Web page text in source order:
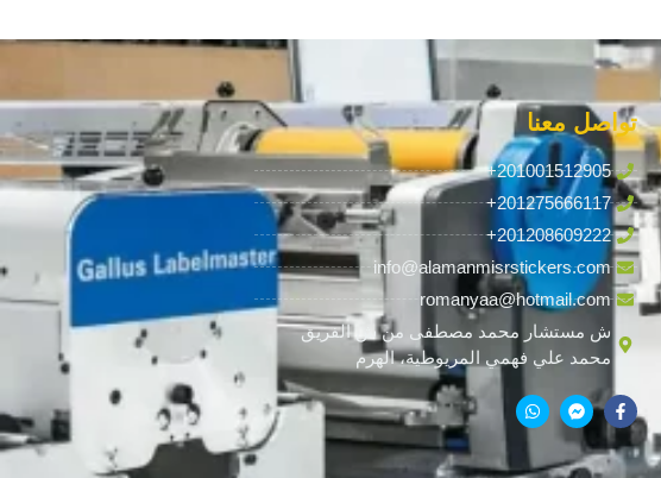
تواصل معنا
+201001512905
+201275666117
+201208609222
info@alamanmisrstickers.com
romanyaa@hotmail.com
ش مستشار محمد مصطفى من ش الفريق
محمد علي فهمي المريوطية، الهرم